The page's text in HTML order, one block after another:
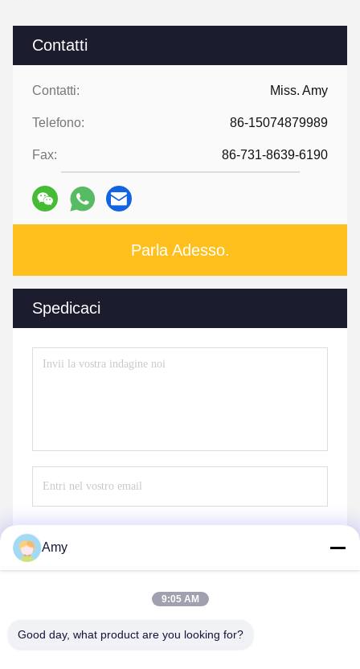
Contatti
Contatti: Miss. Amy
Telefono: 86-15074879989
Fax: 86-731-8639-6190
Parla Adesso.
Spedicaci
Amy
9:05 AM
Good day, what product are you looking for?